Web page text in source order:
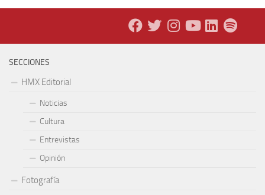
SECCIONES
HMX Editorial
Noticias
Cultura
Entrevistas
Opinión
Fotografía